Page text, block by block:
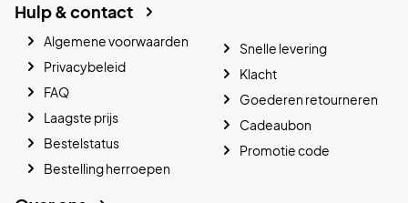
Hulp & contact
Algemene voorwaarden
Privacybeleid
FAQ
Laagste prijs
Bestelstatus
Bestelling herroepen
Snelle levering
Klacht
Goederen retourneren
Cadeaubon
Promotie code